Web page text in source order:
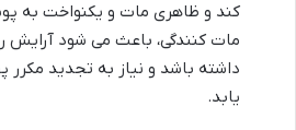
کند و ظاهری مات و یکنواخت به
مات کنندگی، باعث می شود
داشته باشد و نیاز به تجدید
یابد.